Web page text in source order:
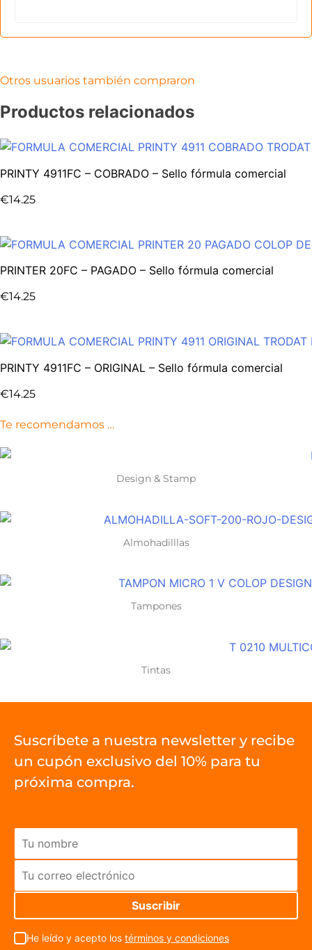
Otros usuarios también compraron
Productos relacionados
PRINTY 4911FC – COBRADO – Sello fórmula comercial
€14.25
PRINTER 20FC – PAGADO – Sello fórmula comercial
€14.25
PRINTY 4911FC – ORIGINAL – Sello fórmula comercial
€14.25
Te recomendamos …
Design & Stamp
Almohadilllas
Tampones
Tintas
Suscríbete a nuestra newsletter y recibe
un cupón exclusivo del 10% para tu
próxima compra.
He leído y acepto los términos y condiciones